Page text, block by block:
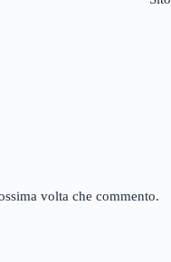
volta che commento.